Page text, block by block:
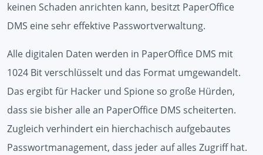
keinen Schaden anrichten kann, besitzt PaperOffice
DMS eine sehr effektive Passwortverwaltung.
Alle digitalen Daten werden in PaperOffice DMS mit
1024 Bit verschlüsselt und das Format umgewandelt.
Das ergibt für Hacker und Spione so große Hürden,
dass sie bisher alle an PaperOffice DMS scheiterten.
Zugleich verhindert ein hierchachisch aufgebautes
Passwortmanagement, dass jeder auf alles Zugriff hat.